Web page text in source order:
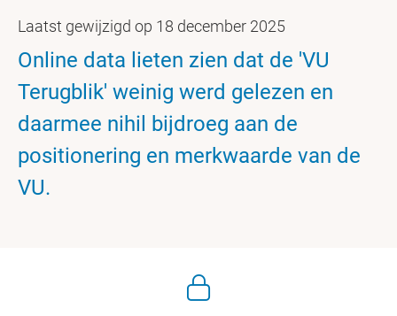
Laatst gewijzigd op 18 december 2025
Online data lieten zien dat de 'VU
Terugblik' weinig werd gelezen en
daarmee nihil bijdroeg aan de
positionering en merkwaarde van de
VU.